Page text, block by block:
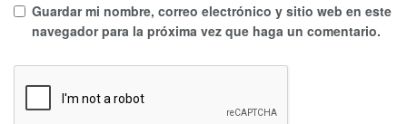
Guardar mi nombre, correo electrónico y sitio web en este
navegador para la próxima vez que haga un comentario.